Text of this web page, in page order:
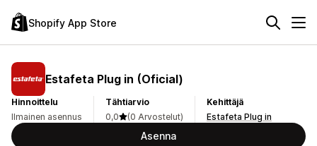
Shopify App Store
Estafeta Plug in (Oficial)
Hinnoittelu
Ilmainen asennus
Tähtiarvio
0,0
(0 Arvostelut)
Kehittäjä
Estafeta Plug in
Asenna